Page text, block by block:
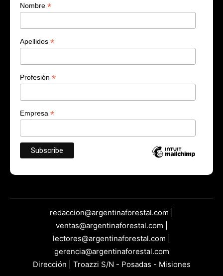
Nombre *
Apellidos *
Profesión *
Empresa *
redaccion@argentinaforestal.com |
ventas@argentinaforestal.com |
lectores@argentinaforestal.com |
gerencia@argentinaforestal.com
Dirección | Troazzi S/N - Posadas - Misiones